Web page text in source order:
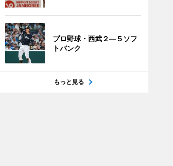
プロ野球・西武２―５ソフ
トバンク
もっと見る